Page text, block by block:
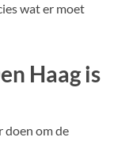
wat er moet
Haag is
doen om de